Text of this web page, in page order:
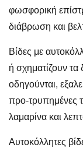
φωσφορική
διάβρωση και
Βίδες με
ή σχηματίζουν
οδηγούνται,
προ-τρυπημένες
λαμαρίνα και
Αυτοκόλλητες